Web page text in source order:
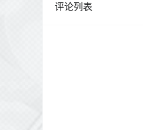
评论列表